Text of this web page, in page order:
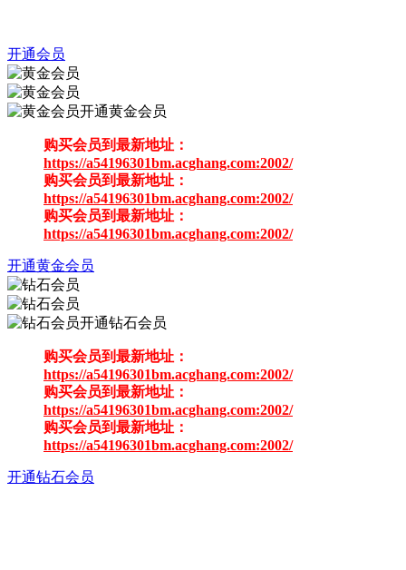
开通会员
开通黄金会员
购买会员到最新地址：
https://a54196301bm.acghang.com:2002/
购买会员到最新地址：
https://a54196301bm.acghang.com:2002/
购买会员到最新地址：
https://a54196301bm.acghang.com:2002/
开通黄金会员
开通钻石会员
购买会员到最新地址：
https://a54196301bm.acghang.com:2002/
购买会员到最新地址：
https://a54196301bm.acghang.com:2002/
购买会员到最新地址：
https://a54196301bm.acghang.com:2002/
开通钻石会员